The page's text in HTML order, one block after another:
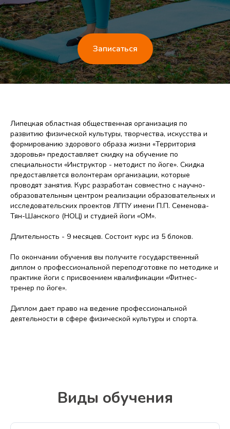
Записаться
Липецкая областная общественная организация по
развитию физической культуры, творчества, искусства и
формированию здорового образа жизни «Территория
здоровья» предоставляет скидку на обучение по
специальности «Инструктор - методист по йоге». Скидка
предоставляется волонтерам организации, которые
проводят занятия. Курс разработан совместно с научно-
образовательным центром реализации образовательных и
исследовательских проектов ЛГПУ имени П.П. Семенова-
Тян-Шанского (НОЦ) и студией йоги «ОМ».
Длительность - 9 месяцев. Состоит курс из 5 блоков.
По окончании обучения вы получите государственный
диплом о профессиональной переподготовке по методике и
практике йоги с присвоением квалификации «Фитнес-
тренер по йоге».
Диплом дает право на ведение профессиональной
деятельности в сфере физической культуры и спорта.
Виды обучения